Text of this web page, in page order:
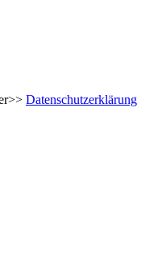
Datenschutzerklärung